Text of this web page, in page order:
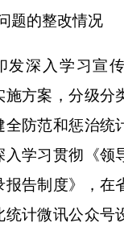
题的整改情况
发深入学习宣
施方案，分级分
全防范和惩治统
入学习贯彻《领
报告制度》，在
统计微讯公众号